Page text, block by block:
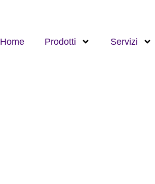
Home Prodotti Servizi